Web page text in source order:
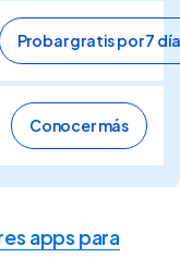
Probar gratis por 7
Conocer más
apps para